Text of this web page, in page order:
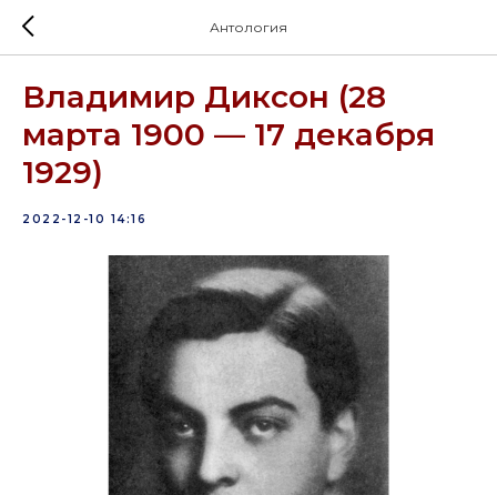
Антология
Владимир Диксон (28
марта 1900 — 17 декабря
1929)
2022-12-10 14:16